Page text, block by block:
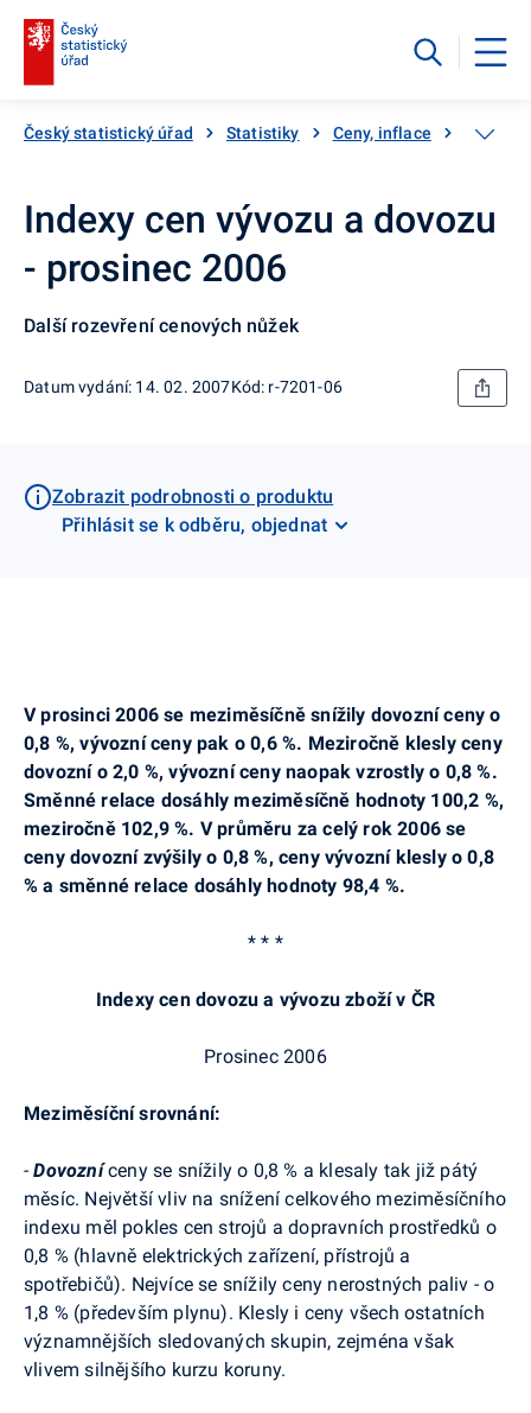
Český statistický úřad Statistiky Ceny, inflace Ceny
Indexy cen vývozu a dovozu
- prosinec 2006
Další rozevření cenových nůžek
Datum vydání: 14. 02. 2007Kód: r-7201-06
Zobrazit podrobnosti o produktu
Přihlásit se k odběru, objednat
V prosinci 2006 se meziměsíčně snížily dovozní ceny o
0,8 %, vývozní ceny pak o 0,6 %. Meziročně klesly ceny
dovozní o 2,0 %, vývozní ceny naopak vzrostly o 0,8 %.
Směnné relace dosáhly meziměsíčně hodnoty 100,2 %,
meziročně 102,9 %. V průměru za celý rok 2006 se
ceny dovozní zvýšily o 0,8 %, ceny vývozní klesly o 0,8
% a směnné relace dosáhly hodnoty 98,4 %.
* * *
Indexy cen dovozu a vývozu zboží v ČR
Prosinec 2006
Meziměsíční srovnání:
-Dovozní ceny se snížily o 0,8 % a klesaly tak již pátý
měsíc. Největší vliv na snížení celkového meziměsíčního
indexu měl pokles cen strojů a dopravních prostředků o
0,8 % (hlavně elektrických zařízení, přístrojů a
spotřebičů). Nejvíce se snížily ceny nerostných paliv - o
1,8 % (především plynu). Klesly i ceny všech ostatních
významnějších sledovaných skupin, zejména však
vlivem silnějšího kurzu koruny.